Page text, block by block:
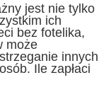
jest nie tylko
ich
bez fotelika,
może
innych
Ile zapłaci